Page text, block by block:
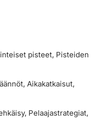
pisteet, Pisteiden
Aikakatkaisut,
Pelaajastrategiat,